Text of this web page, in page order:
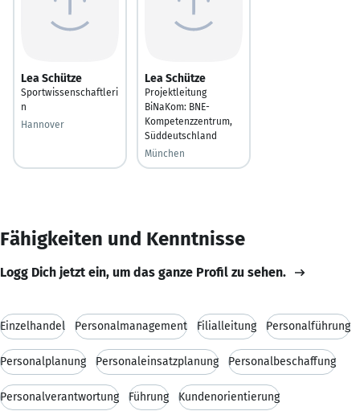
Lea Schütze
Sportwissenschaftleri
n
Hannover
Lea Schütze
Projektleitung
BiNaKom: BNE-
Kompetenzzentrum,
Süddeutschland
München
Fähigkeiten und Kenntnisse
Logg Dich jetzt ein, um das ganze Profil zu sehen.
Einzelhandel Personalmanagement Filialleitung Personalführung
Personalplanung Personaleinsatzplanung Personalbeschaffung
Personalverantwortung Führung Kundenorientierung